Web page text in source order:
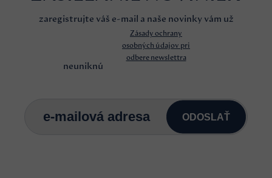
zaregistrujte váš e-mail a naše novinky vám už
neuniknú
Zásady ochrany
osobných údajov pri
odbere newslettra
ODOSLAŤ